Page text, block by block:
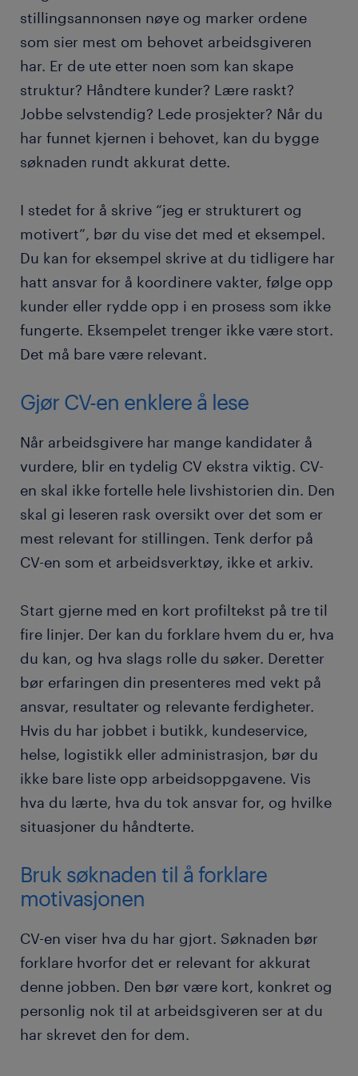
stillingsannonsen nøye og marker ordene
som sier mest om behovet arbeidsgiveren
har. Er de ute etter noen som kan skape
struktur? Håndtere kunder? Lære raskt?
Jobbe selvstendig? Lede prosjekter? Når du
har funnet kjernen i behovet, kan du bygge
søknaden rundt akkurat dette.
I stedet for å skrive “jeg er strukturert og
motivert”, bør du vise det med et eksempel.
Du kan for eksempel skrive at du tidligere har
hatt ansvar for å koordinere vakter, følge opp
kunder eller rydde opp i en prosess som ikke
fungerte. Eksempelet trenger ikke være stort.
Det må bare være relevant.
Gjør CV-en enklere å lese
Når arbeidsgivere har mange kandidater å
vurdere, blir en tydelig CV ekstra viktig. CV-
en skal ikke fortelle hele livshistorien din. Den
skal gi leseren rask oversikt over det som er
mest relevant for stillingen. Tenk derfor på
CV-en som et arbeidsverktøy, ikke et arkiv.
Start gjerne med en kort profiltekst på tre til
fire linjer. Der kan du forklare hvem du er, hva
du kan, og hva slags rolle du søker. Deretter
bør erfaringen din presenteres med vekt på
ansvar, resultater og relevante ferdigheter.
Hvis du har jobbet i butikk, kundeservice,
helse, logistikk eller administrasjon, bør du
ikke bare liste opp arbeidsoppgavene. Vis
hva du lærte, hva du tok ansvar for, og hvilke
situasjoner du håndterte.
Bruk søknaden til å forklare
motivasjonen
CV-en viser hva du har gjort. Søknaden bør
forklare hvorfor det er relevant for akkurat
denne jobben. Den bør være kort, konkret og
personlig nok til at arbeidsgiveren ser at du
har skrevet den for dem.